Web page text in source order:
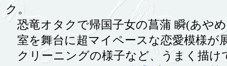
ク。
恐竜オタクで帰国子女の菖蒲 瞬(あや
室を舞台に超マイペースな恋愛模様が
クリーニングの様子など、うまく描け